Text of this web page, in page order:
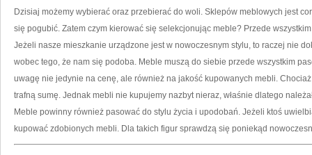
Dzisiaj możemy wybierać oraz przebierać do woli. Sklepów meblowych jest
się pogubić. Zatem czym kierować się selekcjonując meble? Przede
Jeżeli nasze mieszkanie urządzone jest w nowoczesnym stylu, to raczej nie
wobec tego, że nam się podoba. Meble muszą do siebie przede wszystkim
uwagę nie jedynie na cenę, ale również na jakość kupowanych mebli.
trafną sumę. Jednak mebli nie kupujemy nazbyt nieraz, właśnie dlatego
Meble powinny również pasować do stylu życia i upodobań. Jeżeli ktoś
kupować zdobionych mebli. Dla takich figur sprawdzą się poniekąd